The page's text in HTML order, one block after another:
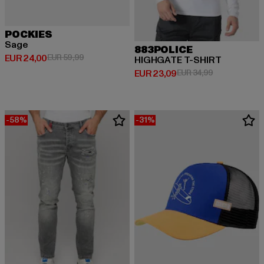
POCKIES
Sage
EUR 24,00
Huidige prijs: EUR 24,00
EUR 59,99Actieprijs: EUR 59,99
883POLICE
HIGHGATE T-SHIRT
EUR 23,09
Huidige prijs: EUR 23,09
EUR 34,99Actieprijs:
-58% -31%